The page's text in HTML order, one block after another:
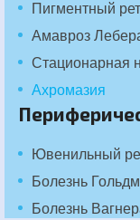
Пигментный
Амавроз
Стационарная
Ахромазия
Ювенильный
Болезнь
Болезнь